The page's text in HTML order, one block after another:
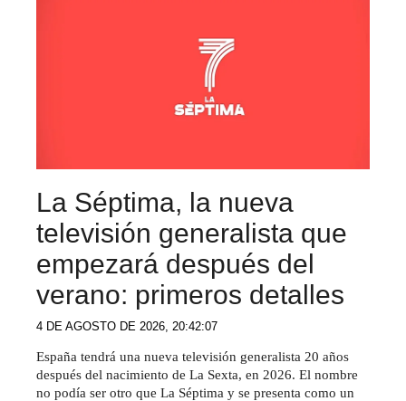
La Séptima, la nueva
televisión generalista que
empezará después del
verano: primeros detalles
4 DE AGOSTO DE 2026, 20:42:07
España tendrá una nueva televisión generalista 20 años
después del nacimiento de La Sexta, en 2026. El nombre
no podía ser otro que La Séptima y se presenta como un